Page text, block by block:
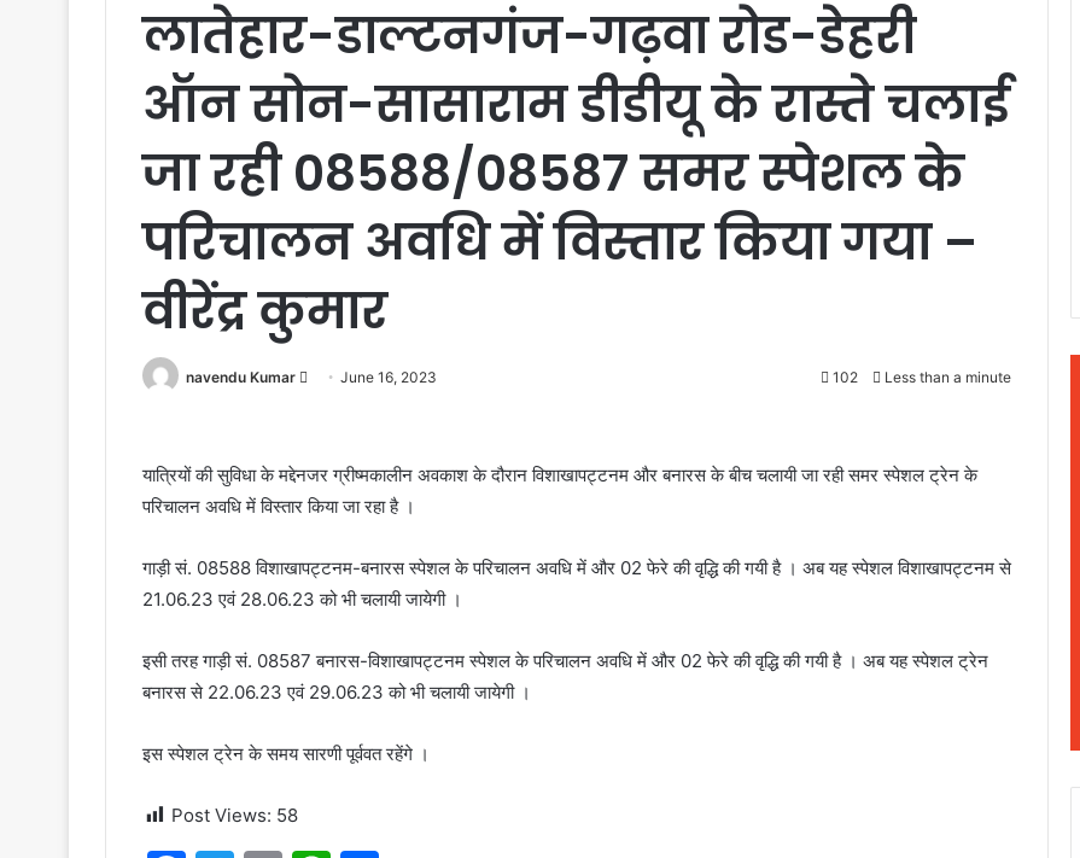
लातेहार-डाल्टनगंज-गढ़वा रोड-डेहरी
ऑन सोन-सासाराम डीडीयू के रास्ते चलाई
जा रही 08588/08587 समर स्पेशल के
परिचालन अवधि में विस्तार किया गया –
वीरेंद्र कुमार
navendu Kumar
SendJune 16, 2023 102 Less than a minute
यात्रियों की सुविधा के मद्देनजर ग्रीष्मकालीन अवकाश के दौरान विशाखापट्टनम और बनारस के बीच चलायी जा रही समर स्पेशल ट्रेन के
परिचालन अवधि में विस्तार किया जा रहा है ।
गाड़ी सं. 08588 विशाखापट्टनम-बनारस स्पेशल के परिचालन अवधि में और 02 फेरे की वृद्धि की गयी है । अब यह स्पेशल विशाखापट्टनम से
21.06.23 एवं 28.06.23 को भी चलायी जायेगी ।
इसी तरह गाड़ी सं. 08587 बनारस-विशाखापट्टनम स्पेशल के परिचालन अवधि में और 02 फेरे की वृद्धि की गयी है । अब यह स्पेशल ट्रेन
बनारस से 22.06.23 एवं 29.06.23 को भी चलायी जायेगी ।
इस स्पेशल ट्रेन के समय सारणी पूर्ववत रहेंगे ।
Post Views: 58